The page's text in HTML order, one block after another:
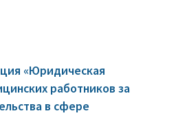
«Юридическая
работников за
в сфере